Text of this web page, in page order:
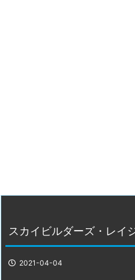
スカイビルダーズ・レイ
2021-04-04